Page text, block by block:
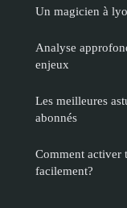
Un magicien à
Analyse
enjeux
Les meilleures
abonnés
Comment activer
facilement?